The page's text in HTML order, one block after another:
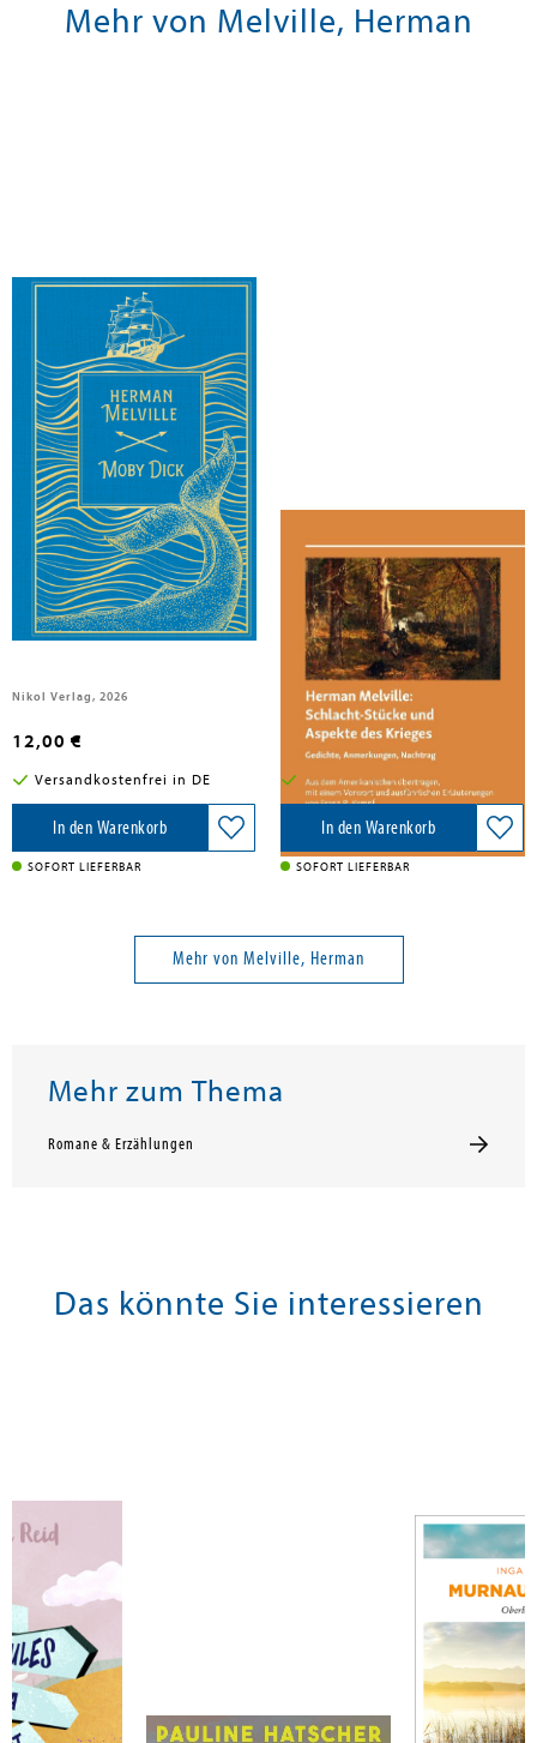
Mehr von Melville, Herman
Melville, Herman
Moby Dick
Nikol Verlag, 2026
12,00 €
Versandkostenfrei in DE
In den Warenkorb
SOFORT LIEFERBAR
Melville, Herman
Schlacht-Stücke und Aspekte des
Krieges - Gedichte,
Anmerkungen, Nachtrag
Frank und Timme GmbH, 2026
49,80 €
Versandkostenfrei in DE
In den Warenkorb
SOFORT LIEFERBAR
Mehr von Melville, Herman
Mehr zum Thema
Romane & Erzählungen
Das könnte Sie interessieren